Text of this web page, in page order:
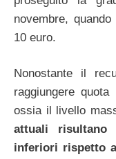
novembre,
10 euro.
Nonostante il
raggiungere
ossia il livello
attuali risultano
inferiori rispetto